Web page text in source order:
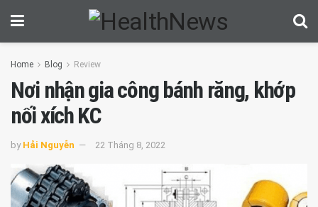
Home Blog Review
Nơi nhận gia công bánh răng, khớp
nối xích KC
by Hải Nguyễn 22 Tháng 8, 2022